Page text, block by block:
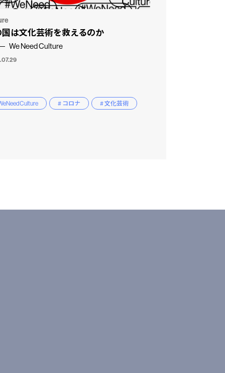
国は文化芸術を救えるのか
We Need Culture
# コロナ # 文化芸術